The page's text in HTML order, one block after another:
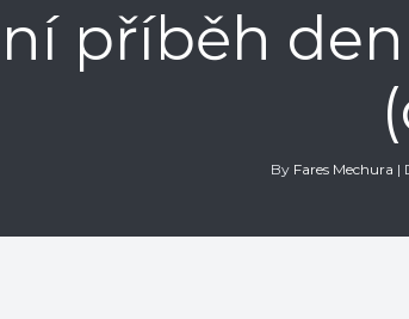
příběh
By Fares Mechura |